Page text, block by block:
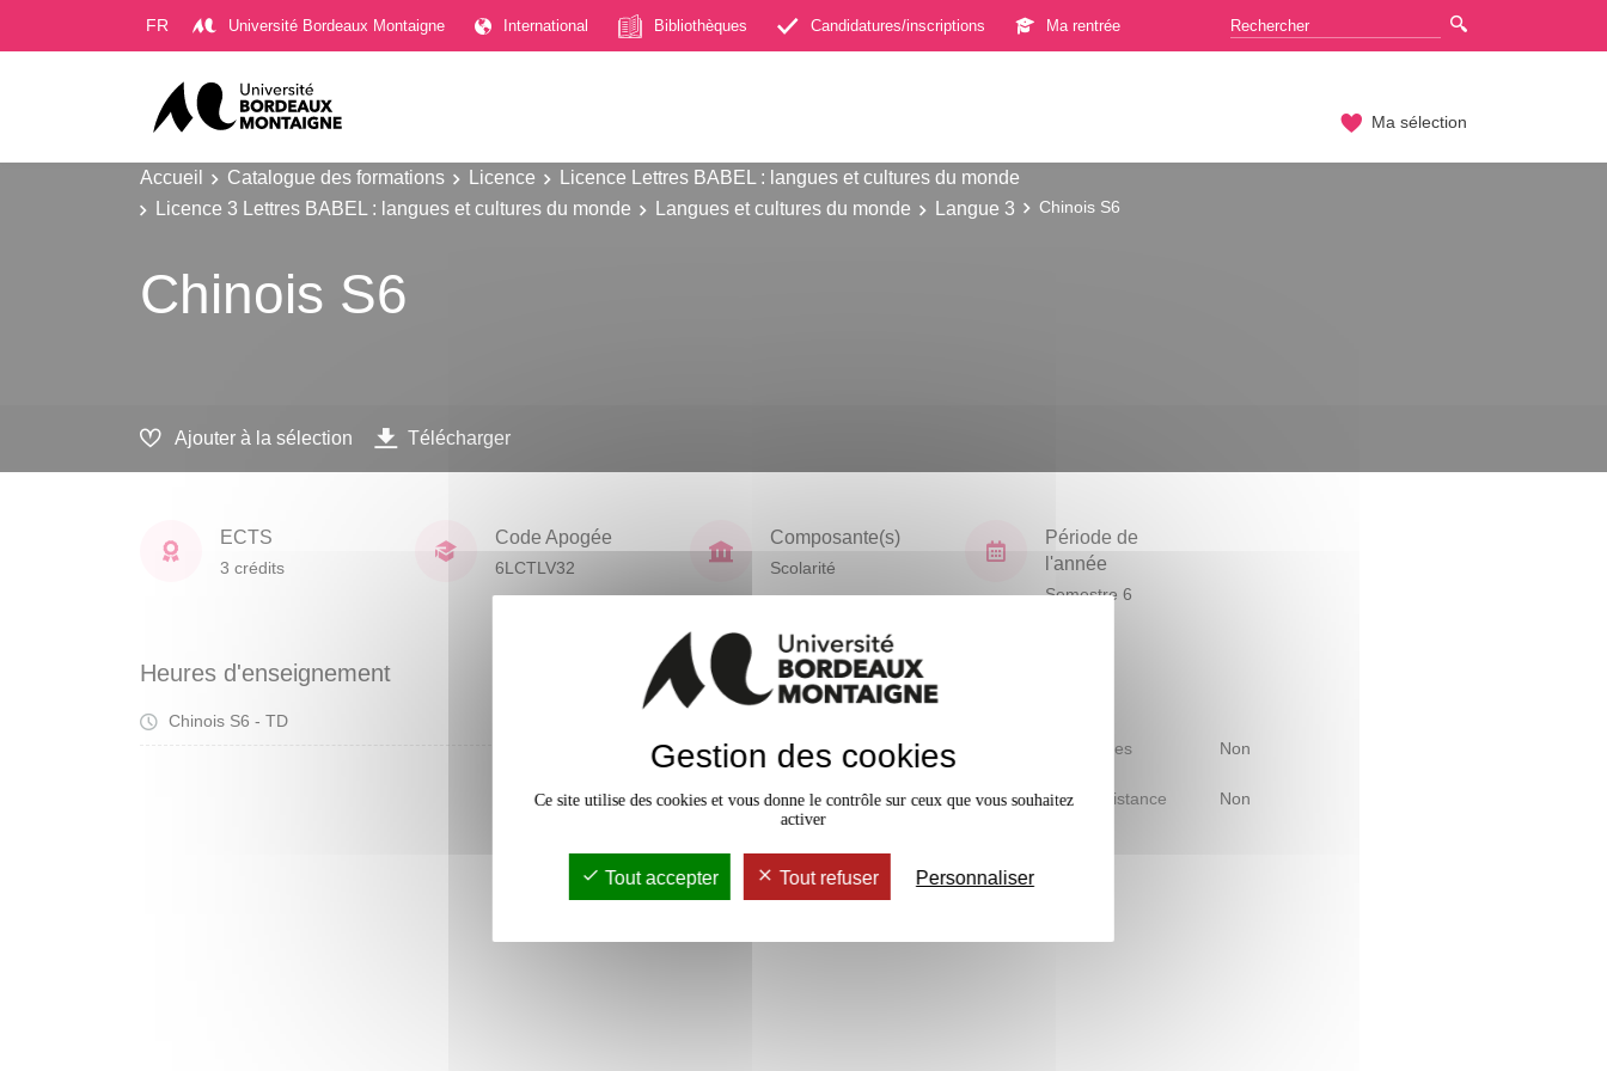
FR Université Bordeaux Montaigne International Bibliothèques Candidatures/inscriptions Ma rentrée
Ma sélection
Accueil Catalogue des formations Licence
Licence Lettres BABEL : langues et cultures du monde
Licence 3 Lettres BABEL : langues et cultures du monde
Langues et cultures du monde Langue 3 Chinois S6
Chinois S6
Ajouter à la sélection Télécharger
ECTS
3 crédits
Code Apogée
6LCTLV32
Composante(s)
Scolarité
Période de
l'année
Semestre 6
Heures d'enseignement
Chinois S6 - TD
Mobilité d'études Non
Accessible à distance Non
Gestion des cookies
Ce site utilise des cookies et vous donne le contrôle sur ceux que vous souhaitez
activer
Tout accepter Tout refuser Personnaliser